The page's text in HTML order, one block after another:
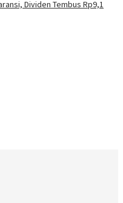
Dividen Tembus Rp9,1